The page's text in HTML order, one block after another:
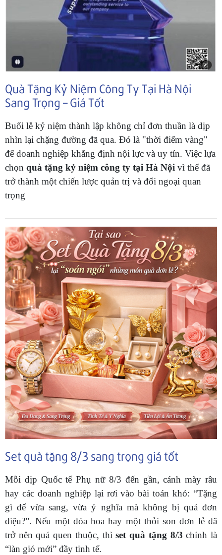
Quà Tặng Kỷ Niệm Công Ty Tại Hà Nội
Sang Trọng – Giá Tốt
Buổi lễ kỷ niệm thành lập không chỉ đơn thuần là dịp
nhìn lại chặng đường đã qua. Đó là "thời điểm vàng"
để doanh nghiệp khẳng định nội lực và uy tín. Việc lựa
chọn quà tặng kỷ niệm công ty tại Hà Nội vì thế đã
trở thành một chiến lược quản trị và đối ngoại quan
trọng
Set quà tặng 8/3 sang trọng giá tốt
Mỗi dịp Quốc tế Phụ nữ 8/3 đến gần, cánh mày râu
hay các doanh nghiệp lại rơi vào bài toán khó: “Tặng
gì để vừa sang, vừa ý nghĩa mà không bị quá đơn
điệu?”. Nếu một đóa hoa hay một thỏi son đơn lẻ đã
trở nên quá quen thuộc, thìset quà tặng 8/3 chính là
“làn gió mới” đầy tinh tế.